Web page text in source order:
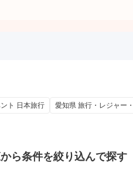
ト 日本旅行
愛知県 旅行・レジャー
ら条件を絞り込んで探す